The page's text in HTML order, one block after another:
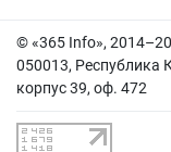
© «365 Info»,
050013, Республика
корпус 39, оф. 472